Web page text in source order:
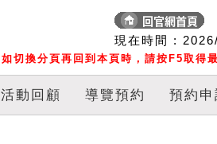
現在時間 :
如切換分頁再回到本頁時，請按F5取得
活動回顧 導覽預約 預約申